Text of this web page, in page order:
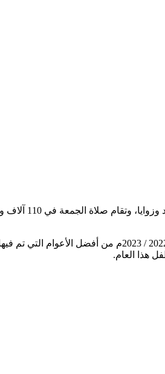
وزير الأوقاف الدكتور محمد مختار جمعة أكد أن